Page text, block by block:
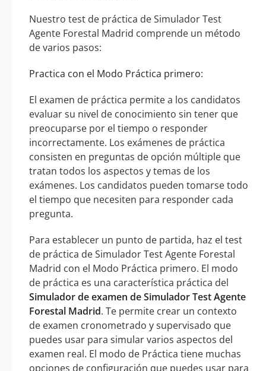
Nuestro test de práctica de Simulador Test
Agente Forestal Madrid comprende un método
de varios pasos:
Practica con el Modo Práctica primero:
El examen de práctica permite a los candidatos
evaluar su nivel de conocimiento sin tener que
preocuparse por el tiempo o responder
incorrectamente. Los exámenes de práctica
consisten en preguntas de opción múltiple que
tratan todos los aspectos y temas de los
exámenes. Los candidatos pueden tomarse todo
el tiempo que necesiten para responder cada
pregunta.
Para establecer un punto de partida, haz el test
de práctica de Simulador Test Agente Forestal
Madrid con el Modo Práctica primero. El modo
de práctica es una característica práctica del
Simulador de examen de Simulador Test Agente
Forestal Madrid. Te permite crear un contexto
de examen cronometrado y supervisado que
puedes usar para simular varios aspectos del
examen real. El modo de Práctica tiene muchas
opciones de configuración que puedes usar para